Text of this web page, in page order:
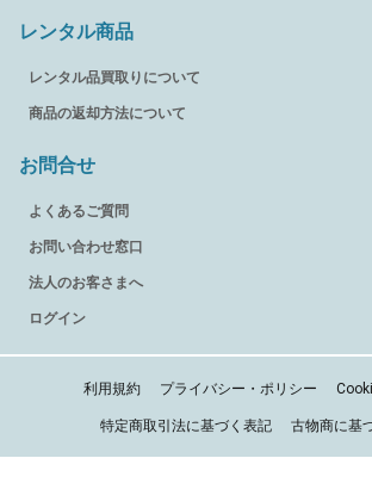
レンタル商品
レンタル品買取りについて
商品の返却方法について
お問合せ
よくあるご質問
お問い合わせ窓口
法人のお客さまへ
ログイン
利用規約 プライバシー・ポリシー
特定商取引法に基づく表記 古物商に基